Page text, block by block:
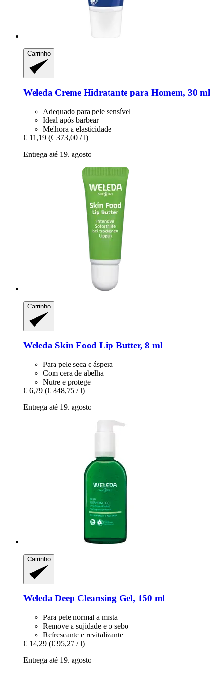
Carrinho
Weleda Creme Hidratante para Homem, 30 ml
Adequado para pele sensível
Ideal após barbear
Melhora a elasticidade
€ 11,19 (€ 373,00 / l)
Entrega até 19. agosto
Carrinho
Weleda Skin Food Lip Butter, 8 ml
Para pele seca e áspera
Com cera de abelha
Nutre e protege
€ 6,79 (€ 848,75 / l)
Entrega até 19. agosto
Carrinho
Weleda Deep Cleansing Gel, 150 ml
Para pele normal a mista
Remove a sujidade e o sebo
Refrescante e revitalizante
€ 14,29 (€ 95,27 / l)
Entrega até 19. agosto